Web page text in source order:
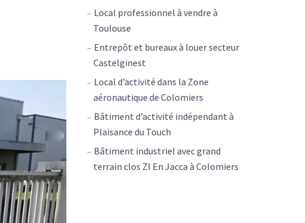
Local professionnel à vendre à
Toulouse
Entrepôt et bureaux à louer secteur
Castelginest
Local d’activité dans la Zone
aéronautique de Colomiers
Bâtiment d’activité indépendant à
Plaisance du Touch
Bâtiment industriel avec grand
terrain clos ZI En Jacca à Colomiers